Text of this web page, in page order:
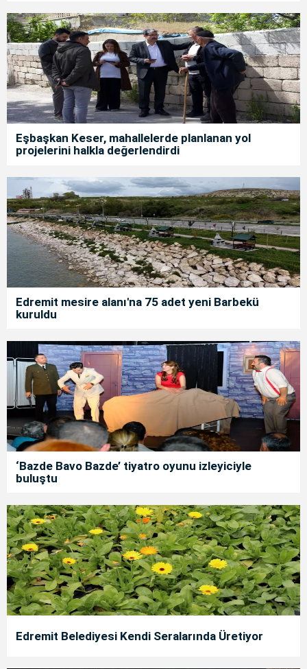
Eşbaşkan Keser, mahallelerde planlanan yol
projelerini halkla değerlendirdi
Edremit mesire alanı'na 75 adet yeni Barbekü
kuruldu
‘Bazde Bavo Bazde’ tiyatro oyunu izleyiciyle
buluştu
Edremit Belediyesi Kendi Seralarında Üretiyor